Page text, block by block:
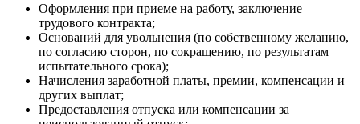
Оформления при приеме на работу, заключение
трудового контракта;
Оснований для увольнения (по собственному желанию,
по согласию сторон, по сокращению, по результатам
испытательного срока);
Начисления заработной платы, премии, компенсации и
других выплат;
Предоставления отпуска или компенсации за